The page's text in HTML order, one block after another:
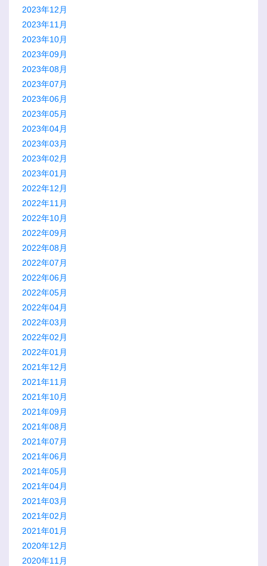
2023年12月
2023年11月
2023年10月
2023年09月
2023年08月
2023年07月
2023年06月
2023年05月
2023年04月
2023年03月
2023年02月
2023年01月
2022年12月
2022年11月
2022年10月
2022年09月
2022年08月
2022年07月
2022年06月
2022年05月
2022年04月
2022年03月
2022年02月
2022年01月
2021年12月
2021年11月
2021年10月
2021年09月
2021年08月
2021年07月
2021年06月
2021年05月
2021年04月
2021年03月
2021年02月
2021年01月
2020年12月
2020年11月